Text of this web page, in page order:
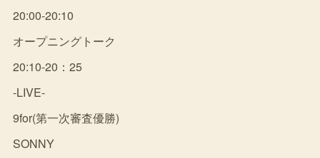
20:00-20:10
オープニングトーク
20:10-20：25
-LIVE-
9for(第一次審査優勝)
SONNY